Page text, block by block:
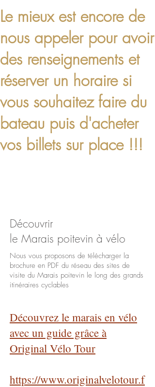
Le mieux est encore de
nous appeler pour avoir
des renseignements et
réserver un horaire si
vous souhaitez faire du
bateau puis d'acheter
vos billets sur place !!!
Découvrir
le Marais poitevin à vélo
Nous vous proposons de télécharger la
brochure en PDF du réseau des sites de
visite du Marais poitevin le long des grands
itinéraires cyclables
Découvrez le marais en vélo
avec un guide grâce à
Original Vélo Tour
https://www.originalvelotour.f